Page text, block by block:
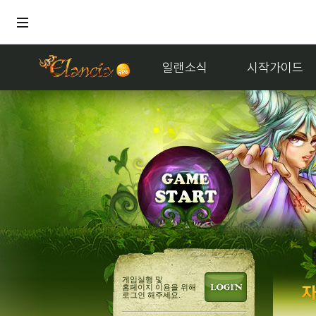
일랜소식 시작가이드
게임실행 및
홈페이지 이용을 위해
로그인 해주세요.
거래